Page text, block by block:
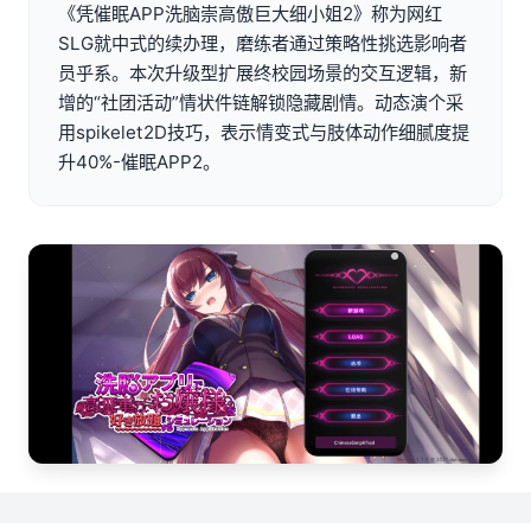
《凭催眠APP洗脑崇高傲巨大细小姐2》称为网红
SLG就中式的续办理，磨练者通过策略性挑选影响者
员乎系。本次升级型扩展终校园场景的交互逻辑，新
增的“社团活动”情状件链解锁隐藏剧情。动态演个采
用spikelet2D技巧，表示情变式与肢体动作细腻度提
升40%-催眠APP2。